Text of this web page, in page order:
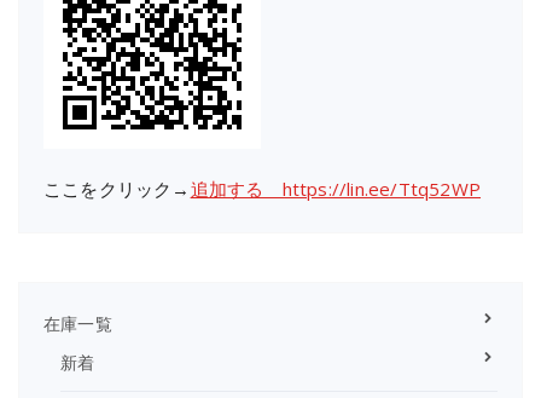
ここをクリック→ 追加する https://lin.ee/Ttq52WP
在庫一覧
新着